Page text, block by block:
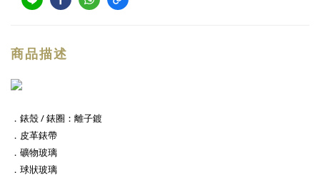
商品描述
．錶殼 / 錶圈：離子鍍
．皮革錶帶
．礦物玻璃
．球狀玻璃